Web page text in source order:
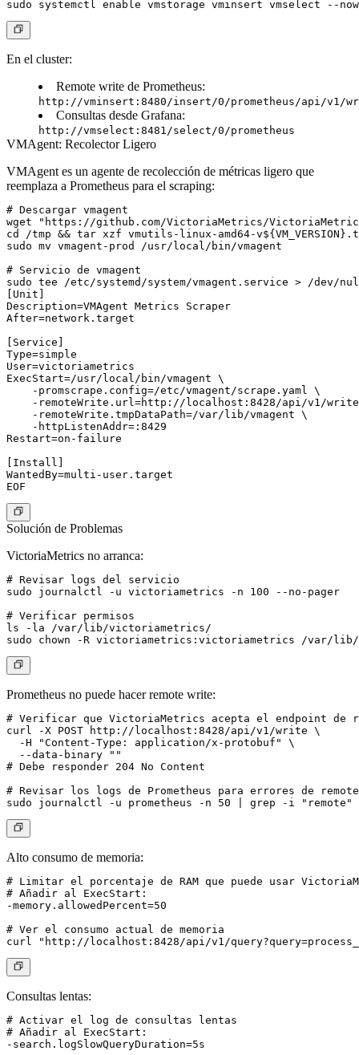
En el cluster:
Remote write de Prometheus:
http://vminsert:8480/insert/0/prometheus/api/v1/
Consultas desde Grafana:
http://vmselect:8481/select/0/prometheus
VMAgent: Recolector Ligero
VMAgent es un agente de recolección de métricas ligero que
reemplaza a Prometheus para el scraping:
# Descargar vmagent
wget "https://github.com/VictoriaMetrics/VictoriaMetrics/
cd /tmp && tar xzf vmutils-linux-amd64-
sudo mv vmagent-prod /usr/local/bin/vmagent
# Servicio de vmagent
sudo tee /etc/systemd/system/vmagent.service > /dev/null
[Unit]
Description=VMAgent Metrics Scraper
After=network.target
[Service]
Type=simple
User=victoriametrics
ExecStart=/usr/local/bin/vmagent \
    -promscrape.config=/etc/vmagent/scrape.yaml \
-remoteWrite.url=http://localhost:8428/api/v1/
    -remoteWrite.tmpDataPath=/var/lib/vmagent \
    -httpListenAddr=:8429
Restart=on-failure
[Install]
WantedBy=multi-user.target
Solución de Problemas
VictoriaMetrics no arranca:
# Revisar logs del servicio
sudo journalctl -u victoriametrics -n 100 --no-pager
# Verificar permisos
ls -la /var/lib/victoriametrics/
Prometheus no puede hacer remote write:
# Verificar que VictoriaMetrics acepta el endpoint de
curl -X POST http://localhost:8428/api/v1/write \
  -H "Content-Type: application/x-protobuf" \
  --data-binary ""
# Debe responder 204 No Content
# Revisar los logs de Prometheus para errores de
Alto consumo de memoria:
# Limitar el porcentaje de RAM que puede usar
# Añadir al ExecStart:
-memory.allowedPercent=50
# Ver el consumo actual de memoria
Consultas lentas:
# Activar el log de consultas lentas
# Añadir al ExecStart:
-search.logSlowQueryDuration=5s